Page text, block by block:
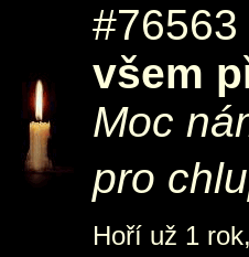
#76563
všem
Moc
pro
Hoří už 1